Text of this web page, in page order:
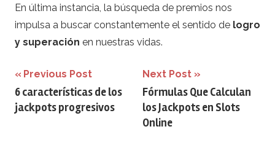
En última instancia, la búsqueda de premios nos
impulsa a buscar constantemente el sentido de logro
y superación en nuestras vidas.
Navegación
de
Previous Post
6 características de los
jackpots progresivos
Next Post
Fórmulas Que Calculan
los Jackpots en Slots
Online